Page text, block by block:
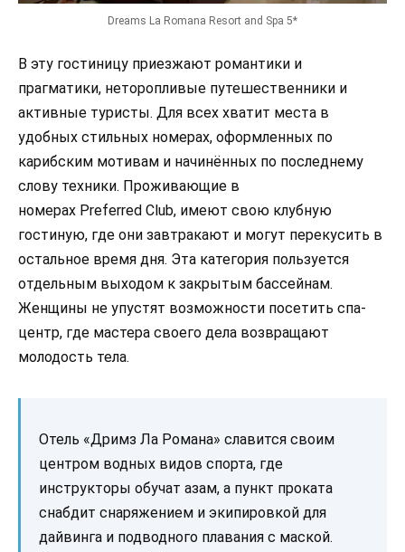
Dreams La Romana Resort and Spa 5*
В эту гостиницу приезжают романтики и
прагматики, неторопливые путешественники и
активные туристы. Для всех хватит места в
удобных стильных номерах, оформленных по
карибским мотивам и начинённых по последнему
слову техники. Проживающие в
номерах Preferred Club, имеют свою клубную
гостиную, где они завтракают и могут перекусить в
остальное время дня. Эта категория пользуется
отдельным выходом к закрытым бассейнам.
Женщины не упустят возможности посетить спа-
центр, где мастера своего дела возвращают
молодость тела.
Отель «Дримз Ла Романа» славится своим
центром водных видов спорта, где
инструкторы обучат азам, а пункт проката
снабдит снаряжением и экипировкой для
дайвинга и подводного плавания с маской.